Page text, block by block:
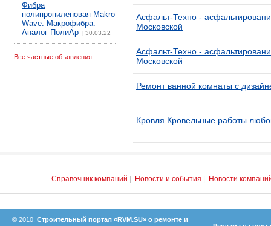
Фибра
полипропиленовая Makro
Wave. Макрофибра.
Аналог ПолиАр
30.03.22
Все частные объявления
Асфальт-Техно -
Московской
Асфальт-Техно -
Московской
Ремонт ванной комнаты с
Кровля Кровельные работы
Справочник компаний Новости и события Новости
© 2010, Строительный портал «RVM.SU» о ремонте и